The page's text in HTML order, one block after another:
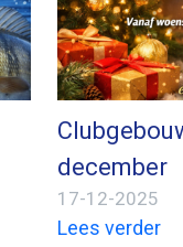
december
17-12-2025
Lees verder